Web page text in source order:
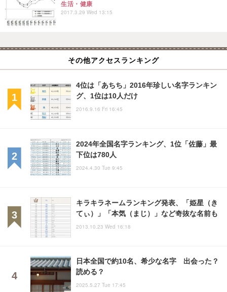
生活・健康
2017.3.29 Wed 13:15
その他アクセスランキング
4位は「あちち」2016年珍しい名字ランキン
グ、1位は10人だけ
2016.9.16 Fri 16:45
2024年全国名字ランキング、1位「佐藤」最
下位は780人
2024.4.30 Tue 9:45
キラキラネームランキング発表、「姫星（き
てぃ）」「本気（まじ）」など奇抜な名前も
2013.10.23 Wed 16:18
日本全国で約10名、希少な名字 出会った？
読める？
2025.5.27 Tue 17:45